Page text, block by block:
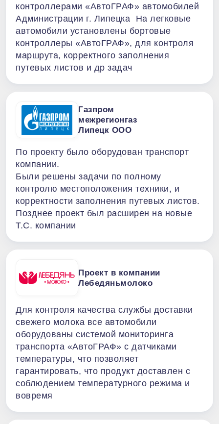
контроллерами «АвтоГРАФ» автомобилей
Администрации г. Липецка На легковые
автомобили установлены бортовые
контроллеры «АвтоГРАФ», для контроля
маршрута, корректного заполнения
путевых листов и др задач
Газпром
межрегионгаз
Липецк ООО
По проекту было оборудован транспорт
компании.
Были решены задачи по полному
контролю местоположения техники, и
корректности заполнения путевых листов.
Позднее проект был расширен на новые
Т.С. компании
Проект в компании
Лебедяньмолоко
Для контроля качества службы доставки
свежего молока все автомобили
оборудованы системой мониторинга
транспорта «АвтоГРАФ» с датчиками
температуры, что позволяет
гарантировать, что продукт доставлен с
соблюдением температурного режима и
вовремя